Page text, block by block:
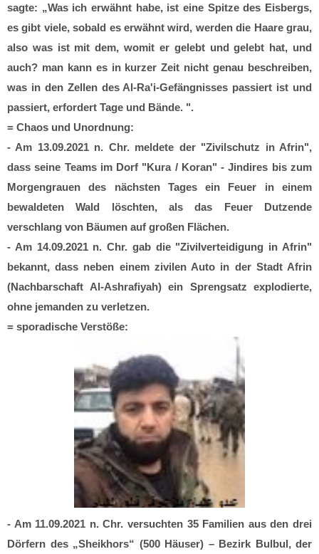
sagte: „Was ich erwähnt habe, ist eine Spitze des Eisbergs,
es gibt viele, sobald es erwähnt wird, werden die Haare grau,
also was ist mit dem, womit er gelebt und gelebt hat, und
auch? man kann es in kurzer Zeit nicht genau beschreiben,
was in den Zellen des Al-Ra'i-Gefängnisses passiert ist und
passiert, erfordert Tage und Bände. ".
= Chaos und Unordnung:
- Am 13.09.2021 n. Chr. meldete der "Zivilschutz in Afrin",
dass seine Teams im Dorf "Kura / Koran" - Jindires bis zum
Morgengrauen des nächsten Tages ein Feuer in einem
bewaldeten Wald löschten, als das Feuer Dutzende
verschlang von Bäumen auf großen Flächen.
- Am 14.09.2021 n. Chr. gab die "Zivilverteidigung in Afrin"
bekannt, dass neben einem zivilen Auto in der Stadt Afrin
(Nachbarschaft Al-Ashrafiyah) ein Sprengsatz explodierte,
ohne jemanden zu verletzen.
= sporadische Verstöße:
- Am 11.09.2021 n. Chr. versuchten 35 Familien aus den drei
Dörfern des „Sheikhors“ (500 Häuser) – Bezirk Bulbul, der